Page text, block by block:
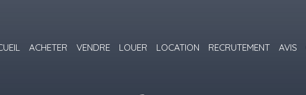
ACHETER VENDRE LOUER LOCATION RECRUTEMENT AVIS